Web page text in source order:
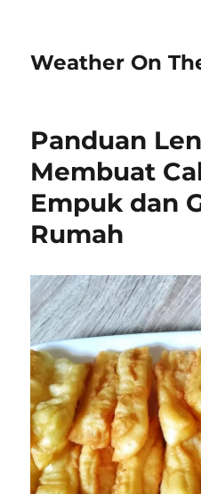
Weather On
Panduan
Membuat
Empuk dan
Rumah